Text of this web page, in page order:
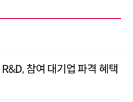
참여 대기업 파격 혜택